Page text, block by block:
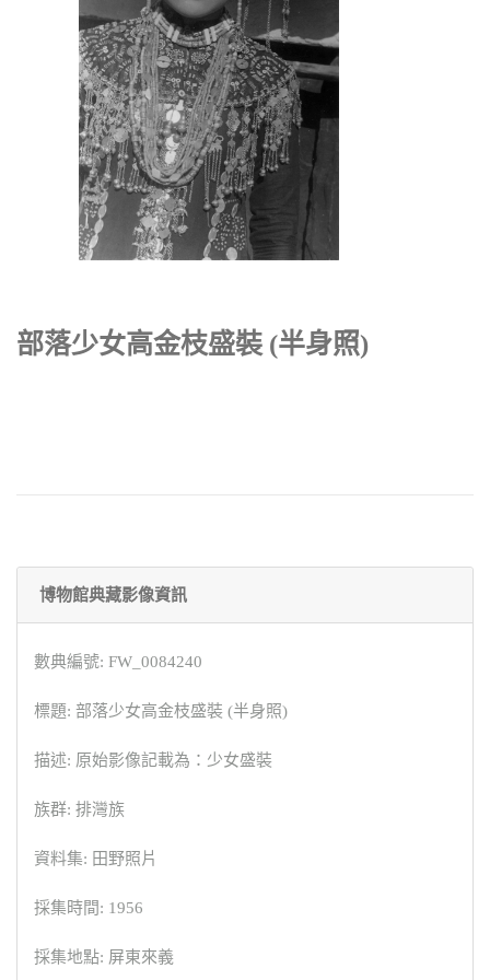
部落少女高金枝盛裝 (半身照)
博物館典藏影像資訊
數典編號: FW_0084240
標題: 部落少女高金枝盛裝 (半身照)
描述: 原始影像記載為：少女盛裝
族群: 排灣族
資料集: 田野照片
採集時間: 1956
採集地點: 屏東來義